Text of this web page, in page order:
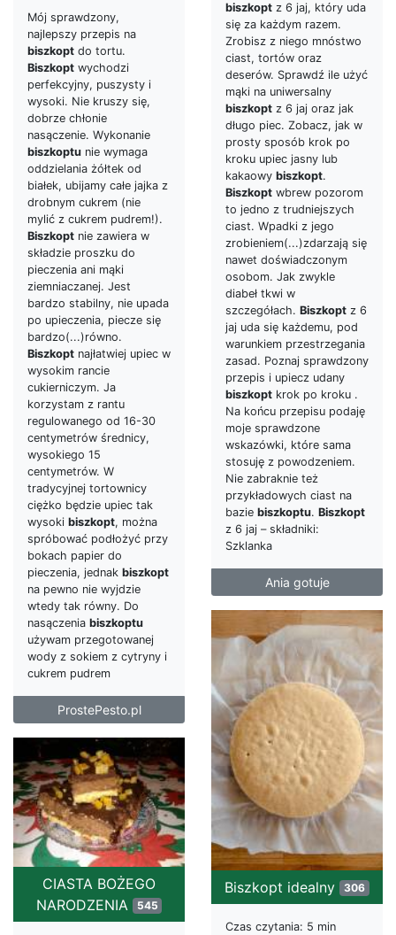
Mój sprawdzony,
najlepszy przepis na
biszkopt do tortu.
Biszkopt wychodzi
perfekcyjny, puszysty i
wysoki. Nie kruszy się,
dobrze chłonie
nasączenie. Wykonanie
biszkoptu nie wymaga
oddzielania żółtek od
białek, ubijamy całe jajka z
drobnym cukrem (nie
mylić z cukrem pudrem!).
Biszkopt nie zawiera w
składzie proszku do
pieczenia ani mąki
ziemniaczanej. Jest
bardzo stabilny, nie upada
po upieczenia, piecze się
bardzo(...)równo.
Biszkopt najłatwiej upiec w
wysokim rancie
cukierniczym. Ja
korzystam z rantu
regulowanego od 16-30
centymetrów średnicy,
wysokiego 15
centymetrów. W
tradycyjnej tortownicy
ciężko będzie upiec tak
wysoki biszkopt, można
spróbować podłożyć przy
bokach papier do
pieczenia, jednak biszkopt
na pewno nie wyjdzie
wtedy tak równy. Do
nasączenia biszkoptu
używam przegotowanej
wody z sokiem z cytryny i
cukrem pudrem
ProstePesto.pl
biszkopt z 6 jaj, który uda
się za każdym razem.
Zrobisz z niego mnóstwo
ciast, tortów oraz
deserów. Sprawdź ile użyć
mąki na uniwersalny
biszkopt z 6 jaj oraz jak
długo piec. Zobacz, jak w
prosty sposób krok po
kroku upiec jasny lub
kakaowy biszkopt.
Biszkopt wbrew pozorom
to jedno z trudniejszych
ciast. Wpadki z jego
zrobieniem(...)zdarzają się
nawet doświadczonym
osobom. Jak zwykle
diabeł tkwi w
szczegółach. Biszkopt z 6
jaj uda się każdemu, pod
warunkiem przestrzegania
zasad. Poznaj sprawdzony
przepis i upiecz udany
biszkopt krok po kroku .
Na końcu przepisu podaję
moje sprawdzone
wskazówki, które sama
stosuję z powodzeniem.
Nie zabraknie też
przykładowych ciast na
bazie biszkoptu. Biszkopt
z 6 jaj – składniki:
Szklanka
Ania gotuje
Biszkopt idealny 306
Czas czytania: 5 min
CIASTA BOŻEGO
NARODZENIA
545